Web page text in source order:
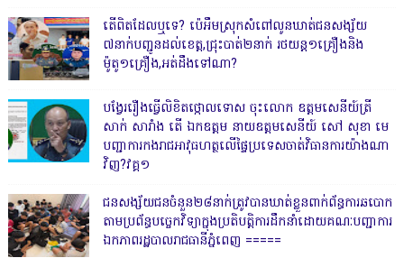
តើពិតដែលឬទេ? ប៉េអឹមស្រុកសំពៅលូនឃាត់ជនសង្ស័យ
៧នាក់បញ្ជូនដល់ខេត្ត,ជ្រុះបាត់២នាក់ រថយន្ត១គ្រឿងនិង
ម៉ូតូ១គ្រឿង,អត់ដឹងទៅណា?
បង្វែររឿងធ្វើលិខិតថ្កោលទោស ចុះលោក ឧត្តមសេនីយ៍ត្រី
សាក់ សារាំង តើ ឯកឧត្តម នាយឧត្តមសេនីយ៍ សៅ សុខា មេ
បញ្ជាការកងរាជអាវុធហត្ថលើផ្ទៃប្រទេសចាត់វិធានការយ៉ាងណា
វិញ?វគ្គ១
ជនសង្ស័យជនចំនួន២៨នាក់ត្រូវបានឃាត់ខ្លួនពាក់ព័ន្ធការឆបោក
តាមប្រព័ន្ធបច្ចេកវិទ្យាក្នុងប្រតិបត្តិការដឹកនាំដោយគណៈបញ្ជាការ
ឯកភាពរដ្ឋបាលរាជធានីភ្នំពេញ ‎=====